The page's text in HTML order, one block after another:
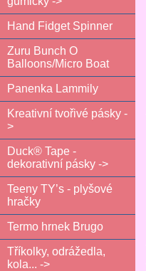
Hand Fidget Spinner
Zuru Bunch O
Balloons/Micro Boat
Panenka Lammily
Kreativní tvořivé pásky -
>
Duck® Tape -
dekorativní pásky ->
Teeny TY’s - plyšové
hračky
Termo hrnek Brugo
Tříkolky, odrážedla,
kola... ->